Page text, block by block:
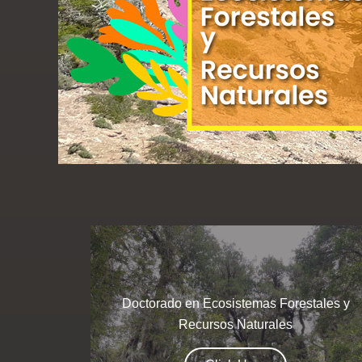
Doctorado en Ecosistemas Forestales y
Recursos Naturales